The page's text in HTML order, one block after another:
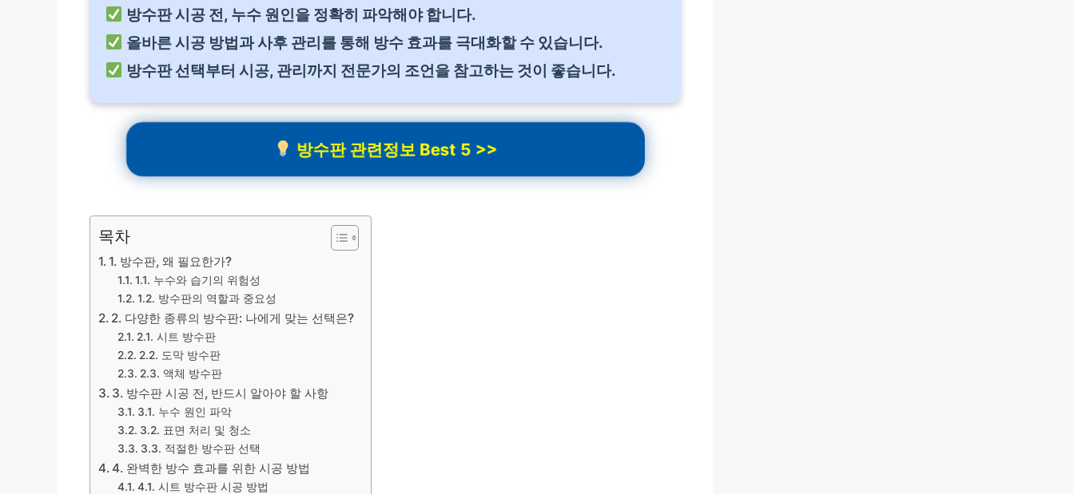
방수판 시공 전, 누수 원인을 정확히 파악해야 합니다.
올바른 시공 방법과 사후 관리를 통해 방수 효과를 극대화할 수 있습니다.
방수판 선택부터 시공, 관리까지 전문가의 조언을 참고하는 것이 좋습니다.
방수판 관련정보 Best 5 >>
목차
1. 방수판, 왜 필요한가?
1.1. 누수와 습기의 위험성
1.2. 방수판의 역할과 중요성
2. 다양한 종류의 방수판: 나에게 맞는 선택은?
2.1. 시트 방수판
2.2. 도막 방수판
2.3. 액체 방수판
3. 방수판 시공 전, 반드시 알아야 할 사항
3.1. 누수 원인 파악
3.2. 표면 처리 및 청소
3.3. 적절한 방수판 선택
4. 완벽한 방수 효과를 위한 시공 방법
4.1. 시트 방수판 시공 방법